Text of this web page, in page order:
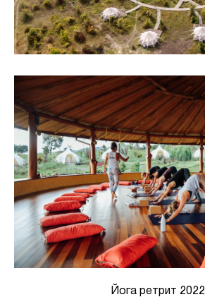
Йога ретрит 2022